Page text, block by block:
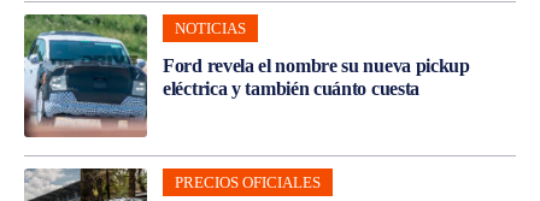
NOTICIAS
Ford revela el nombre su nueva pickup
eléctrica y también cuánto cuesta
PRECIOS OFICIALES